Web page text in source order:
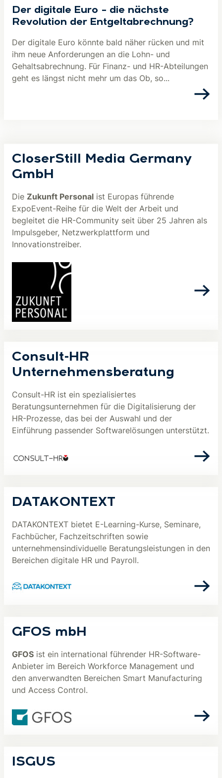
Der digitale Euro – die nächste
Revolution der Entgeltabrechnung?
Der digitale Euro könnte bald näher rücken und mit
ihm neue Anforderungen an die Lohn- und
Gehaltsabrechnung. Für Finanz- und HR-Abteilungen
geht es längst nicht mehr um das Ob, so...
CloserStill Media Germany
GmbH
Die Zukunft Personal ist Europas führende
ExpoEvent-Reihe für die Welt der Arbeit und
begleitet die HR-Community seit über 25 Jahren als
Impulsgeber, Netzwerkplattform und
Innovationstreiber.
Consult-HR
Unternehmensberatung
Consult-HR ist ein spezialisiertes
Beratungsunternehmen für die Digitalisierung der
HR-Prozesse, das bei der Auswahl und der
Einführung passender Softwarelösungen unterstützt.
DATAKONTEXT
DATAKONTEXT bietet E-Learning-Kurse, Seminare,
Fachbücher, Fachzeitschriften sowie
unternehmensindividuelle Beratungsleistungen in den
Bereichen digitale HR und Payroll.
GFOS mbH
GFOS ist ein international führender HR-Software-
Anbieter im Bereich Workforce Management und
den anverwandten Bereichen Smart Manufacturing
und Access Control.
ISGUS